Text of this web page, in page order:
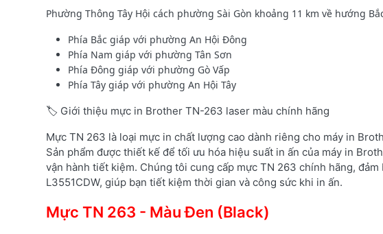
Phường Thông Tây Hội cách phường Sài Gòn khoảng 11 km về hướng
Phía Bắc giáp với phường An Hội Đông
Phía Nam giáp với phường Tân Sơn
Phía Đông giáp với phường Gò Vấp
Phía Tây giáp với phường An Hội Tây
🏷️ Giới thiệu mực in Brother TN-263 laser màu chính hãng
Mực TN 263 là loại mực in chất lượng cao dành riêng cho máy in
Sản phẩm được thiết kế để tối ưu hóa hiệu suất in ấn của máy in
vận hành tiết kiệm. Chúng tôi cung cấp mực TN 263 chính hãng,
L3551CDW, giúp bạn tiết kiệm thời gian và công sức khi in ấn.
Mực TN 263 - Màu Đen (Black)